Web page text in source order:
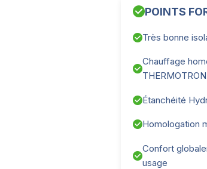
POINTS
Très bonne
Chauffage
Étanchéité
Homologation
Confort
usage